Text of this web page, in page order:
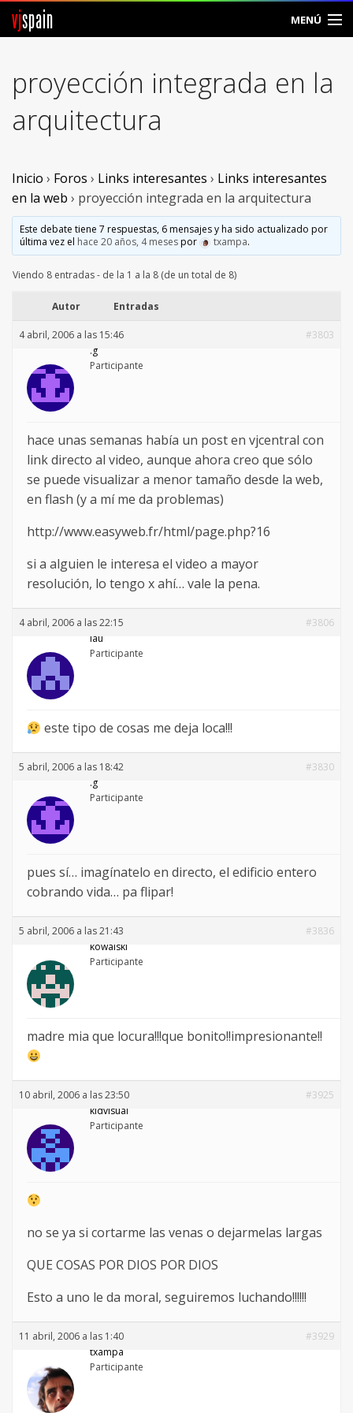
vjspain MENÚ
Foros
Noticias
Vjspain
Ayuda
Contacto
Entrar
proyección integrada en la
arquitectura
Inicio › Foros › Links interesantes › Links interesantes
en la web › proyección integrada en la arquitectura
Este debate tiene 7 respuestas, 6 mensajes y ha sido actualizado por
última vez el hace 20 años, 4 mesespor txampa.
Viendo 8 entradas - de la 1 a la 8 (de un total de 8)
Autor Entradas
4 abril, 2006 a las 15:46
#3803
.g
Participante
hace unas semanas había un post en vjcentral con
link directo al video, aunque ahora creo que sólo
se puede visualizar a menor tamaño desde la web,
en flash (y a mí me da problemas)
http://www.easyweb.fr/html/page.php?16
si a alguien le interesa el video a mayor
resolución, lo tengo x ahí… vale la pena.
4 abril, 2006 a las 22:15
#3806
lau
Participante
este tipo de cosas me deja loca!!!
5 abril, 2006 a las 18:42
#3830
.g
Participante
pues sí… imagínatelo en directo, el edificio entero
cobrando vida… pa flipar!
5 abril, 2006 a las 21:43
#3836
kowalski
Participante
madre mia que locura!!!que bonito!!impresionante!!
10 abril, 2006 a las 23:50
#3925
kidvisual
Participante
no se ya si cortarme las venas o dejarmelas largas
QUE COSAS POR DIOS POR DIOS
Esto a uno le da moral, seguiremos luchando!!!!!!
11 abril, 2006 a las 1:40
#3929
txampa
Participante